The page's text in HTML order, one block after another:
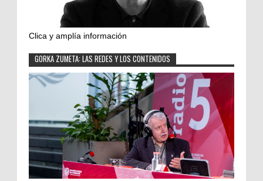
Clica y amplía información
GORKA ZUMETA: LAS REDES Y LOS CONTENIDOS